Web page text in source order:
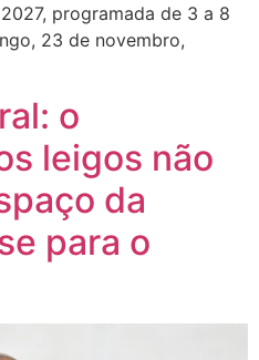
programada de 3 a 8
23 de novembro,
o
leigos não
da
para o